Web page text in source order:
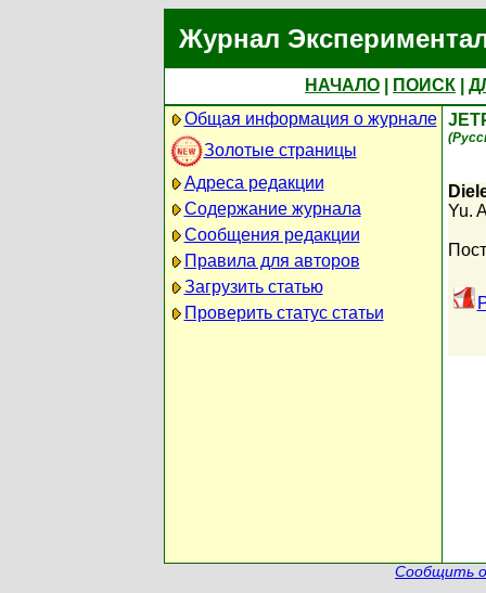
Журнал
НАЧАЛО ПОИСК
Общая информация о журнале
Золотые страницы
Адреса редакции
Содержание журнала
Сообщения редакции
Правила для авторов
Загрузить статью
Проверить статус статьи
Yu.
Сообщить о